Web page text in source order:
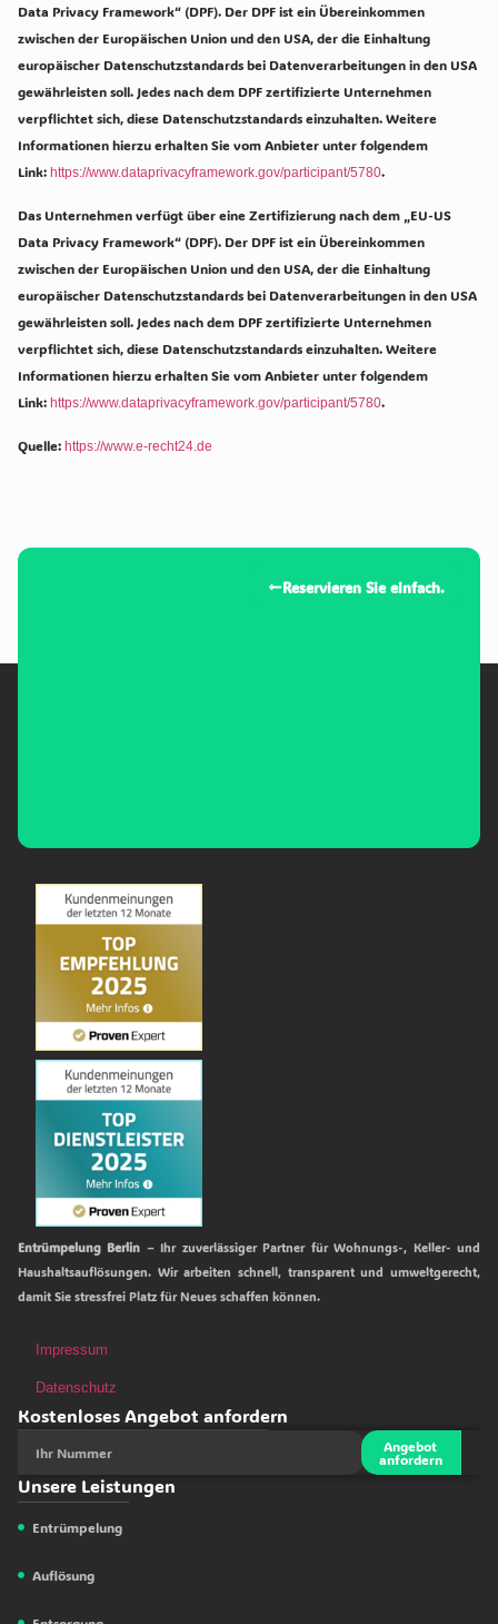
Data Privacy Framework“ (DPF). Der DPF ist ein Übereinkommen
zwischen der Europäischen Union und den USA, der die Einhaltung
europäischer Datenschutzstandards bei Datenverarbeitungen in den USA
gewährleisten soll. Jedes nach dem DPF zertifizierte Unternehmen
verpflichtet sich, diese Datenschutzstandards einzuhalten. Weitere
Informationen hierzu erhalten Sie vom Anbieter unter folgendem
Link: https://www.dataprivacyframework.gov/participant/5780.
Das Unternehmen verfügt über eine Zertifizierung nach dem „EU-US
Data Privacy Framework“ (DPF). Der DPF ist ein Übereinkommen
zwischen der Europäischen Union und den USA, der die Einhaltung
europäischer Datenschutzstandards bei Datenverarbeitungen in den USA
gewährleisten soll. Jedes nach dem DPF zertifizierte Unternehmen
verpflichtet sich, diese Datenschutzstandards einzuhalten. Weitere
Informationen hierzu erhalten Sie vom Anbieter unter folgendem
Link: https://www.dataprivacyframework.gov/participant/5780.
Quelle: https://www.e-recht24.de
Reservieren Sie einfach.
Entrümpelung Berlin – Ihr zuverlässiger Partner für Wohnungs-, Keller- und
Haushaltsauflösungen. Wir arbeiten schnell, transparent und umweltgerecht,
damit Sie stressfrei Platz für Neues schaffen können.
Impressum
Datenschutz
Kostenloses Angebot anfordern
Angebot
anfordern
Unsere Leistungen
Entrümpelung
Auflösung